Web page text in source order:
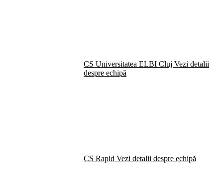
CS Universitatea ELBI Cluj Vezi detalii
despre echipă
CS Rapid Vezi detalii despre echipă